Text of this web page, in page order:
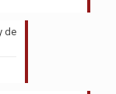
de